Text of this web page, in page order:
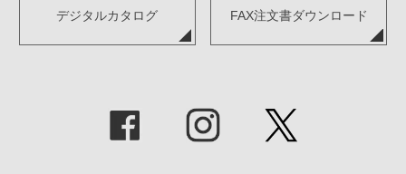
デジタルカタログ FAX注文書ダウンロード